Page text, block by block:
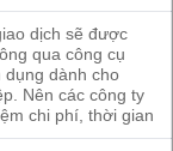
dịch sẽ được
qua công cụ
dụng dành cho
Nên các công ty
chi phí, thời gian